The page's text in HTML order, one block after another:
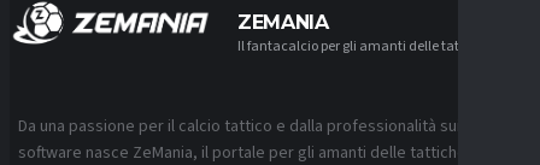
ZEMANIA
Il fantacalcio per gli amanti delle tattiche
Da una passione per il calcio tattico e dalla professionalità sui
software nasce ZeMania, il portale per gli amanti delle tattiche